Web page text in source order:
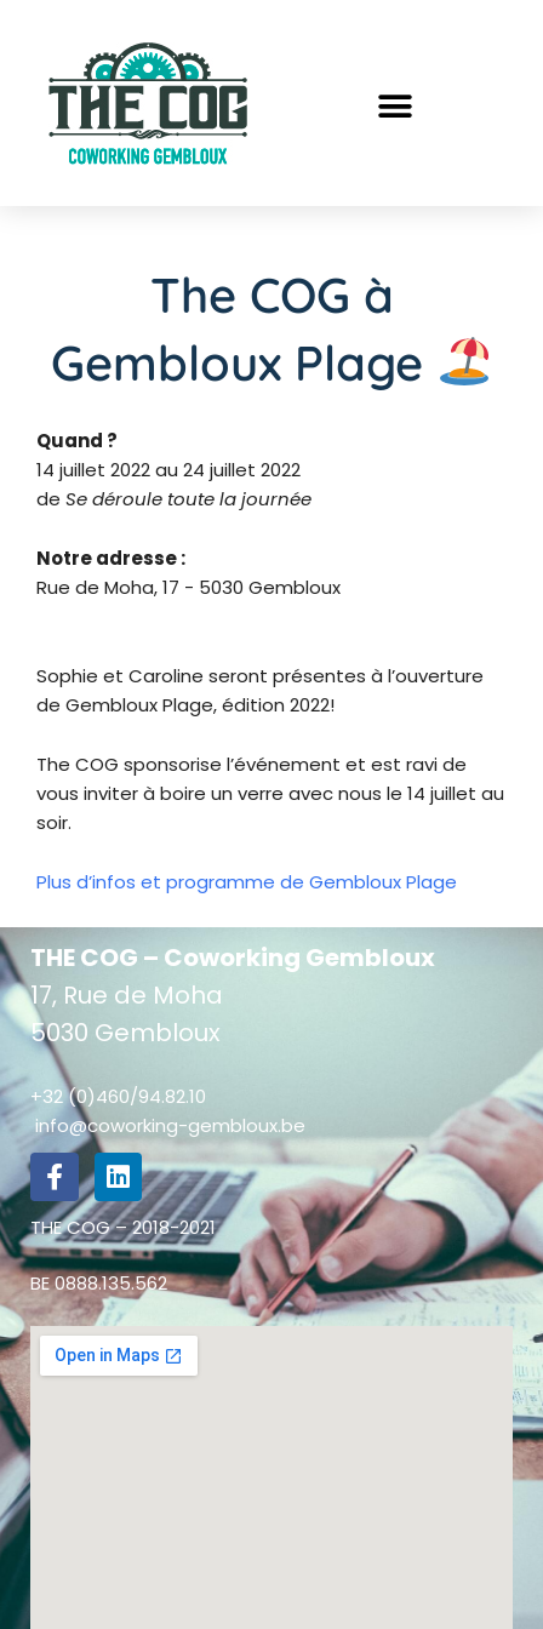
The COG à
Gembloux Plage
Quand ?
14 juillet 2022 au 24 juillet 2022
de Se déroule toute la journée
Notre adresse :
Rue de Moha, 17 - 5030 Gembloux
Sophie et Caroline seront présentes à l’ouverture
de Gembloux Plage, édition 2022!
The COG sponsorise l’événement et est ravi de
vous inviter à boire un verre avec nous le 14 juillet au
soir.
Plus d’infos et programme de Gembloux Plage
THE COG – Coworking Gembloux
17, Rue de Moha
5030 Gembloux
+32 (0)460/94.82.10
info@coworking-gembloux.be
THE COG – 2018-2021
BE 0888.135.562